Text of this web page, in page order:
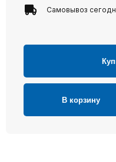
Самовывоз
В корзину